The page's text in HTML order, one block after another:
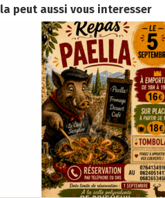
peut aussi vous interesser